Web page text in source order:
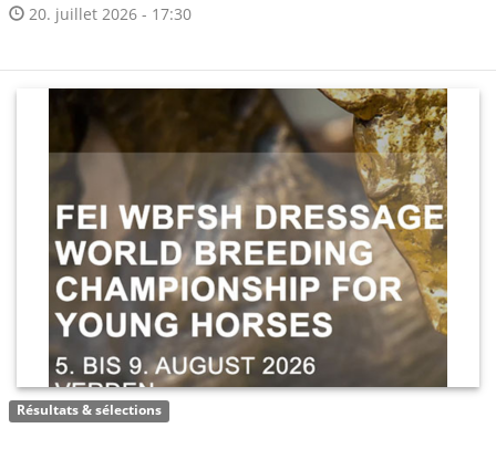
20. juillet 2026 - 17:30
Résultats & sélections